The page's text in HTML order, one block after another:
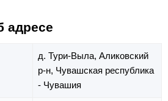
адресе
д. Тури-Выла, Аликовский
р-н, Чувашская республика
- Чувашия